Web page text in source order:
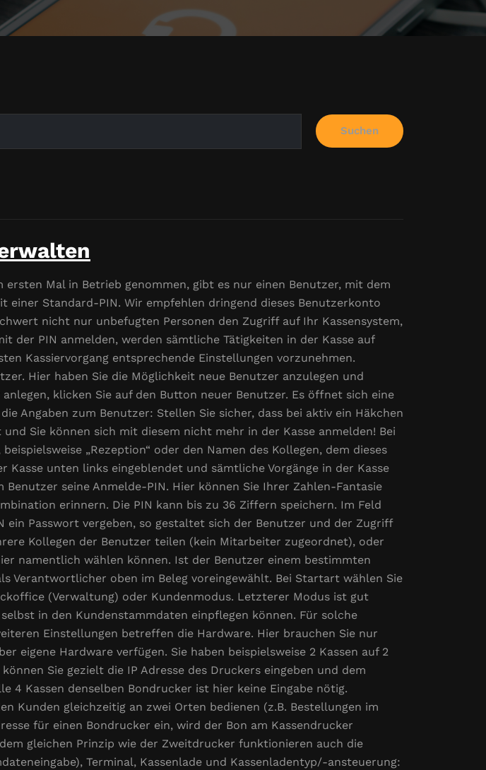
Suchen
Mal in Betrieb genommen, gibt es nur einen Benutzer, mit dem
einer Standard-PIN. Wir empfehlen dringend dieses Benutzerkonto
nicht nur unbefugten Personen den Zugriff auf Ihr Kassensystem,
der PIN anmelden, werden sämtliche Tätigkeiten in der Kasse auf
Kassiervorgang entsprechende Einstellungen vorzunehmen.
Hier haben Sie die Möglichkeit neue Benutzer anzulegen und
klicken Sie auf den Button neuer Benutzer. Es öffnet sich eine
Angaben zum Benutzer: Stellen Sie sicher, dass bei aktiv ein Häkchen
Sie können sich mit diesem nicht mehr in der Kasse anmelden! Bei
„Rezeption“ oder den Namen des Kollegen, dem dieses
unten links eingeblendet und sämtliche Vorgänge in der Kasse
seine Anmelde-PIN. Hier können Sie Ihrer Zahlen-Fantasie
erinnern. Die PIN kann bis zu 36 Ziffern speichern. Im Feld
Passwort vergeben, so gestaltet sich der Benutzer und der Zugriff
Kollegen der Benutzer teilen (kein Mitarbeiter zugeordnet), oder
namentlich wählen können. Ist der Benutzer einem bestimmten
Verantwortlicher oben im Beleg voreingewählt. Bei Startart wählen Sie
(Verwaltung) oder Kundenmodus. Letzterer Modus ist gut
in den Kundenstammdaten einpflegen können. Für solche
Einstellungen betreffen die Hardware. Hier brauchen Sie nur
eigene Hardware verfügen. Sie haben beispielsweise 2 Kassen auf 2
Sie gezielt die IP Adresse des Druckers eingeben und dem
4 Kassen denselben Bondrucker ist hier keine Eingabe nötig.
Kunden gleichzeitig an zwei Orten bedienen (z.B. Bestellungen im
für einen Bondrucker ein, wird der Bon am Kassendrucker
gleichen Prinzip wie der Zweitdrucker funktionieren auch die
Terminal, Kassenlade und Kassenladentyp/-ansteuerung: